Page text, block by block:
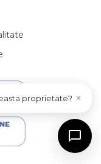
proprietate? ×